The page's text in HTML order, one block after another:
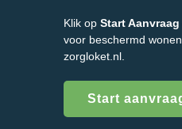
Klik op Start Aanvraag
voor beschermd
zorgloket.nl.
Start